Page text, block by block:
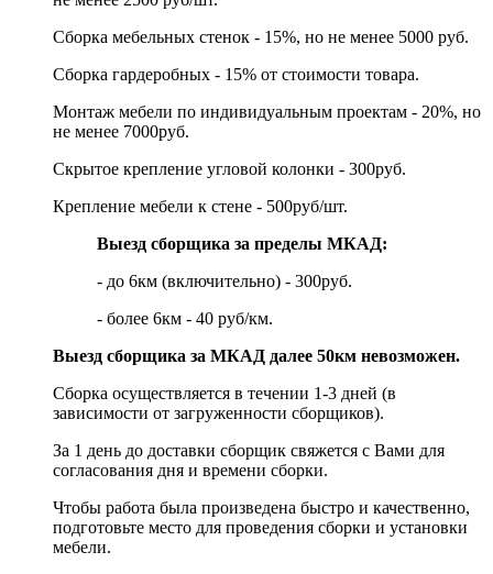
Сборка мебельных стенок - 15%, но не менее 5000 руб.
Сборка гардеробных - 15% от стоимости товара.
Монтаж мебели по индивидуальным проектам - 20%, но
не менее 7000руб.
Скрытое крепление угловой колонки - 300руб.
Крепление мебели к стене - 500руб/шт.
Выезд сборщика за пределы МКАД:
- до 6км (включительно) - 300руб.
- более 6км - 40 руб/км.
Выезд сборщика за МКАД далее 50км невозможен.
Сборка осуществляется в течении 1-3 дней (в
зависимости от загруженности сборщиков).
За 1 день до доставки сборщик свяжется с Вами для
согласования дня и времени сборки.
Чтобы работа была произведена быстро и качественно,
подготовьте место для проведения сборки и установки
мебели.